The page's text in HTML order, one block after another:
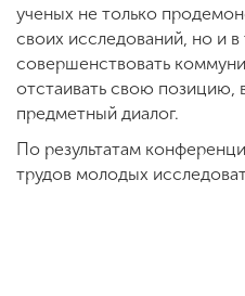
ученых не только
своих исследований, но и
совершенствовать
отстаивать свою позицию,
предметный диалог.
По результатам
трудов молодых